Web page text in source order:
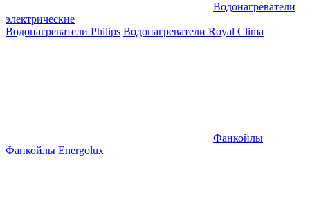
Водонагреватели
электрические
Водонагреватели Philips Водонагреватели Royal Clima
Фанкойлы
Фанкойлы Energolux